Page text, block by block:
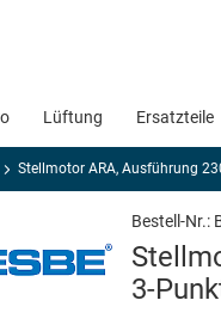
Lüftung Ersatzteile
Stellmotor ARA, Ausführung
Bestell-Nr.:
3-